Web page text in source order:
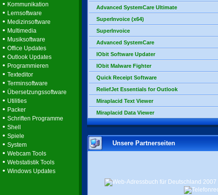
• Kommunikation
• Lernsoftware
• Medizinsoftware
• Multimedia
• Musiksoftware
• Office Updates
• Outlook Updates
• Programmieren
• Texteditor
• Terminsoftware
• Übersetzungssoftware
• Utilities
• Packer
• Schriften Programme
• Shell
• Spiele
• System
• Webcam Tools
• Webstatistik Tools
• Windows Updates
Advanced SystemCare Ultimate
SuperInvoice (x64)
SuperInvoice
Advanced SystemCare
IObit Software Updater
IObit Malware Fighter
Quick Receipt Software
ReliefJet Essentials for Outlook
Miraplacid Text Viewer
Miraplacid Data Viewer
Unsere Partnerseiten